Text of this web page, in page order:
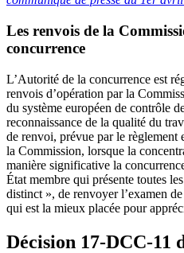
Les renvois de la
concurrence
L’Autorité de la concurrence est
renvois d’opération par la
du système européen de contrôle
reconnaissance de la qualité du
de renvoi, prévue par le règlement
la Commission, lorsque la
manière significative la
État membre qui présente toutes
distinct », de renvoyer l’examen
qui est la mieux placée pour
Décision 17-DCC-11